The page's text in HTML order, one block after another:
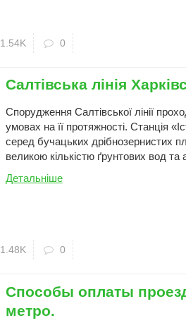
1.54K 0
Салтівська лінія
Спорудження Салтівської лінії
умовах на її протяжності. Станція
серед бучацьких дрібнозернистих
великою кількістю ґрунтових вод та
Детальніше
1.48K 0
Способы оплаты
метро.